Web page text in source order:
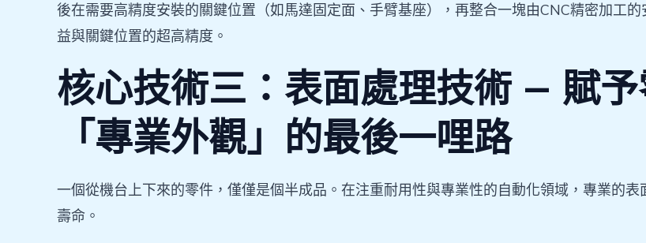
後在需要高精度安裝的關鍵位置（如馬達固定面、手臂基座），再整合一塊由CNC精密加工
益與關鍵位置的超高精度。
核心技術三：表面處理技術 — 賦
「專業外觀」的最後一哩路
一個從機台上下來的零件，僅僅是個半成品。在注重耐用性與專業性的自動化領域，專業的
壽命。